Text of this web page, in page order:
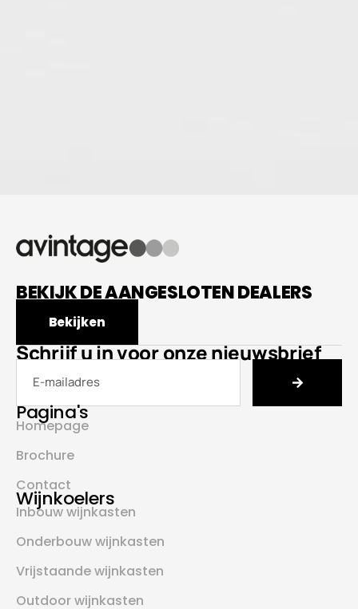
BEKIJK DE AANGESLOTEN DEALERS
Bekijken
Schrijf u in voor onze nieuwsbrief
Pagina's
Homepage
Brochure
Contact
Wijnkoelers
Inbouw wijnkasten
Onderbouw wijnkasten
Vrijstaande wijnkasten
Outdoor wijnkasten